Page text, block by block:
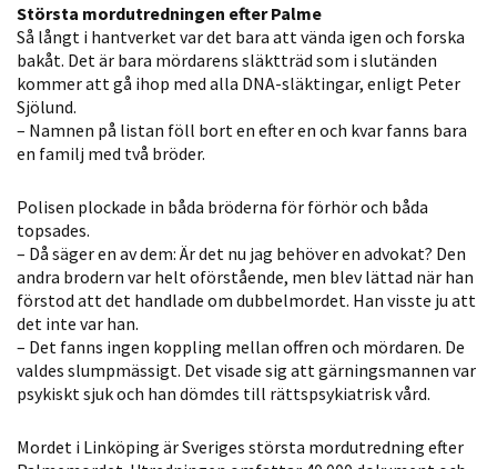
Största mordutredningen efter Palme
Så långt i hantverket var det bara att vända igen och forska
bakåt. Det är bara mördarens släktträd som i slutänden
kommer att gå ihop med alla DNA-släktingar, enligt Peter
Sjölund.
– Namnen på listan föll bort en efter en och kvar fanns bara
en familj med två bröder.
Polisen plockade in båda bröderna för förhör och båda
topsades.
– Då säger en av dem: Är det nu jag behöver en advokat? Den
andra brodern var helt oförstående, men blev lättad när han
förstod att det handlade om dubbelmordet. Han visste ju att
det inte var han.
– Det fanns ingen koppling mellan offren och mördaren. De
valdes slumpmässigt. Det visade sig att gärningsmannen var
psykiskt sjuk och han dömdes till rättspsykiatrisk vård.
Mordet i Linköping är Sveriges största mordutredning efter